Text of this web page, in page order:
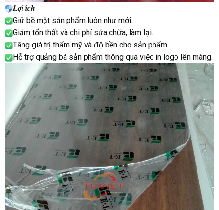
𝑳𝒐̛̣𝒊 𝒊́𝒄𝒉
Giữ bề mặt sản phẩm luôn như mới.
Giảm tổn thất và chi phí sửa chữa, làm lại.
Tăng giá trị thẩm mỹ và độ bền cho sản phẩm.
Hỗ trợ quảng bá sản phẩm thông qua việc in logo lên màng.